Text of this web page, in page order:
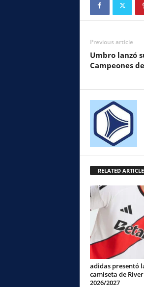
Previous article
Umbro lanzó
Campeones
RELATED
adidas presentó
camiseta de
2026/2027